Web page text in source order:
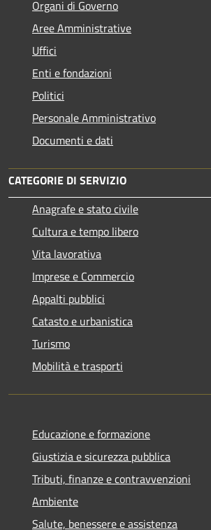
Organi di Governo
Aree Amministrative
Uffici
Enti e fondazioni
Politici
Personale Amministrativo
Documenti e dati
CATEGORIE DI SERVIZIO
Anagrafe e stato civile
Cultura e tempo libero
Vita lavorativa
Imprese e Commercio
Appalti pubblici
Catasto e urbanistica
Turismo
Mobilità e trasporti
Educazione e formazione
Giustizia e sicurezza pubblica
Tributi, finanze e contravvenzioni
Ambiente
Salute, benessere e assistenza